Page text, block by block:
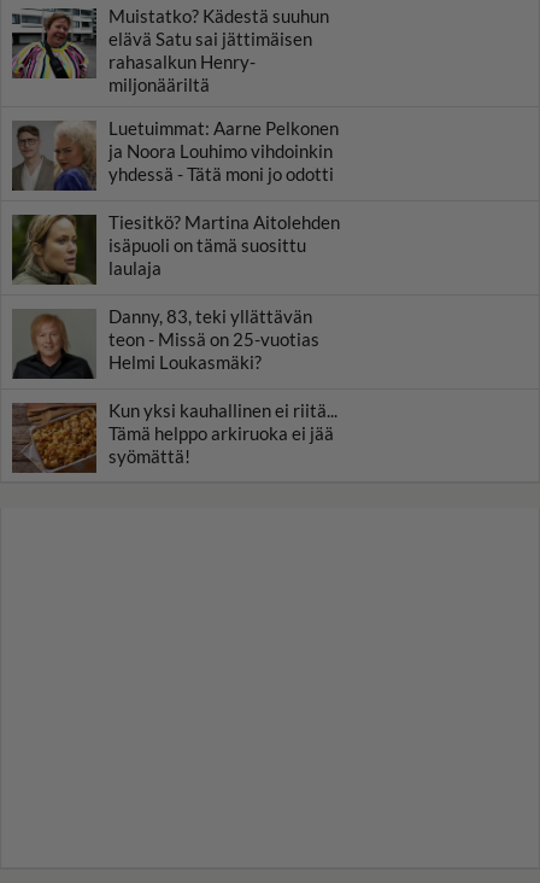
Muistatko? Kädestä suuhun
elävä Satu sai jättimäisen
rahasalkun Henry-
miljonääriltä
Luetuimmat: Aarne Pelkonen
ja Noora Louhimo vihdoinkin
yhdessä - Tätä moni jo odotti
Tiesitkö? Martina Aitolehden
isäpuoli on tämä suosittu
laulaja
Danny, 83, teki yllättävän
teon - Missä on 25-vuotias
Helmi Loukasmäki?
Kun yksi kauhallinen ei riitä...
Tämä helppo arkiruoka ei jää
syömättä!